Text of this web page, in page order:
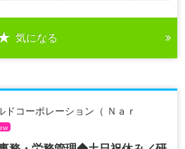
気になる
ドコーポレーション（ Ｎａｒ